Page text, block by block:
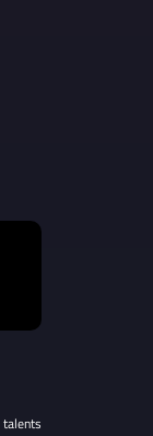
talents